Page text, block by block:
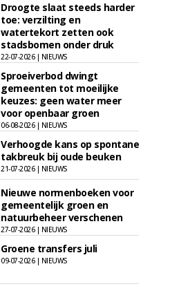
Droogte slaat steeds harder
toe: verzilting en
watertekort zetten ook
stadsbomen onder druk
22-07-2026 | NIEUWS
Sproeiverbod dwingt
gemeenten tot moeilijke
keuzes: geen water meer
voor openbaar groen
06-08-2026 | NIEUWS
Verhoogde kans op spontane
takbreuk bij oude beuken
21-07-2026 | NIEUWS
Nieuwe normenboeken voor
gemeentelijk groen en
natuurbeheer verschenen
27-07-2026 | NIEUWS
Groene transfers juli
09-07-2026 | NIEUWS